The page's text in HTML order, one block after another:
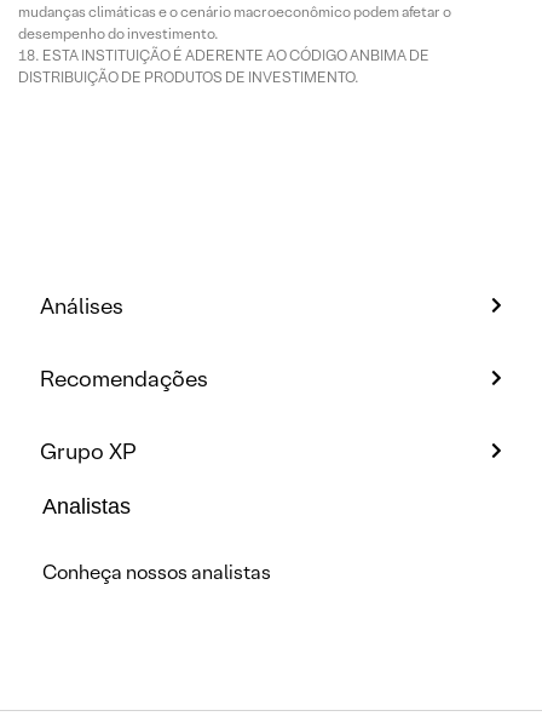
mudanças climáticas e o cenário macroeconômico podem afetar o
desempenho do investimento.
ESTA INSTITUIÇÃO É ADERENTE AO CÓDIGO ANBIMA DE
DISTRIBUIÇÃO DE PRODUTOS DE INVESTIMENTO.
Análises
Recomendações
Grupo XP
Analistas
Conheça nossos analistas